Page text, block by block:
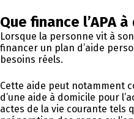
Que finance l’APA
Lorsque la personne vit à
financer un plan d’aide
besoins réels.
Cette aide peut notamment
d’une aide à domicile pour
actes de la vie courante tels